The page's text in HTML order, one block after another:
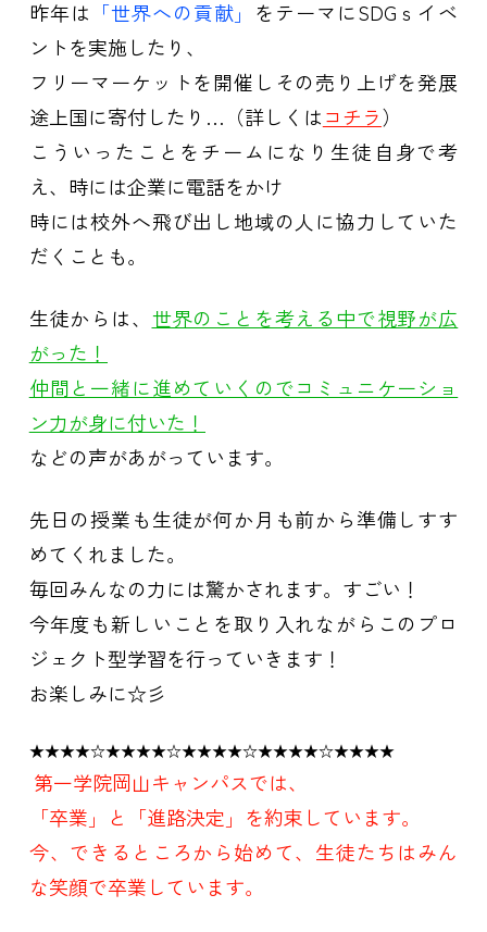
昨年は 「世界への貢献」 をテーマにSDGｓイベ
ントを実施したり、
フリーマーケットを開催しその売り上げを発展
途上国に寄付したり…（詳しくはコチラ）
こういったことをチームになり生徒自身で考
え、時には企業に電話をかけ
時には校外へ飛び出し地域の人に協力していた
だくことも。
生徒からは、 世界のことを考える中で視野が広
がった！
仲間と一緒に進めていくのでコミュニケーショ
ン力が身に付いた！
などの声があがっています。
先日の授業も生徒が何か月も前から準備しすす
めてくれました。
毎回みんなの力には驚かされます。すごい！
今年度も新しいことを取り入れながらこのプロ
ジェクト型学習を行っていきます！
お楽しみに☆彡
★★★★☆★★★★☆★★★★☆★★★★☆★★★★
第一学院岡山キャンパスでは、
「卒業」と「進路決定」を約束しています。
今、できるところから始めて、生徒たちはみん
な笑顔で卒業しています。